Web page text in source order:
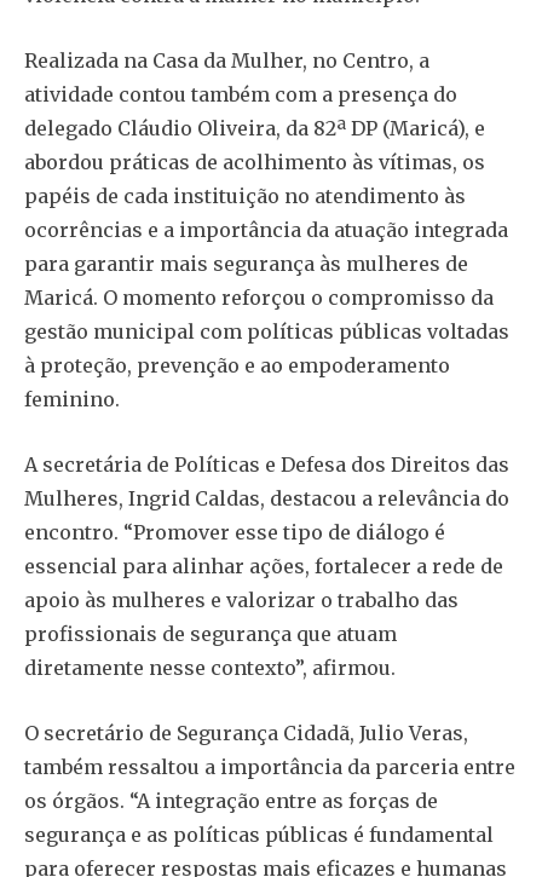
Realizada na Casa da Mulher, no Centro, a
atividade contou também com a presença do
delegado Cláudio Oliveira, da 82ª DP (Maricá), e
abordou práticas de acolhimento às vítimas, os
papéis de cada instituição no atendimento às
ocorrências e a importância da atuação integrada
para garantir mais segurança às mulheres de
Maricá. O momento reforçou o compromisso da
gestão municipal com políticas públicas voltadas
à proteção, prevenção e ao empoderamento
feminino.
A secretária de Políticas e Defesa dos Direitos das
Mulheres, Ingrid Caldas, destacou a relevância do
encontro. “Promover esse tipo de diálogo é
essencial para alinhar ações, fortalecer a rede de
apoio às mulheres e valorizar o trabalho das
profissionais de segurança que atuam
diretamente nesse contexto”, afirmou.
O secretário de Segurança Cidadã, Julio Veras,
também ressaltou a importância da parceria entre
os órgãos. “A integração entre as forças de
segurança e as políticas públicas é fundamental
para oferecer respostas mais eficazes e humanas